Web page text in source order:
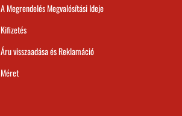
A Megrendelés Megvalósítási Ideje
Kifizetés
Áru visszaadása és Reklamáció
Méret